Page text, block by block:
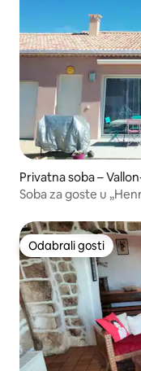
Privatna soba –
Soba za goste u
Odabrali gosti
Odabrali gosti